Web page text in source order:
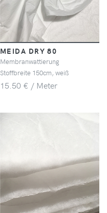
MEIDA DRY 80
Membranwattierung
Stoffbreite 150cm, weiß
15.50 € / Meter